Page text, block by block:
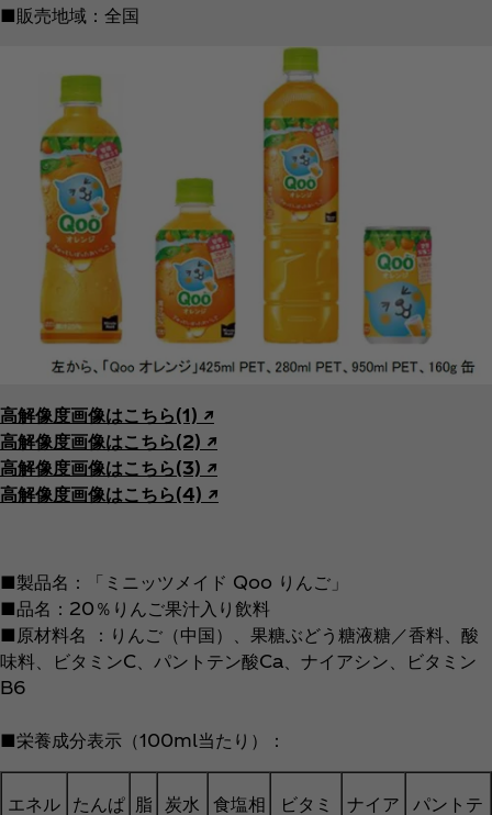
■販売地域：全国
高解像度画像はこちら(1) ↗︎
高解像度画像はこちら(2) ↗︎
高解像度画像はこちら(3) ↗︎
高解像度画像はこちら(4) ↗︎
■製品名：「ミニッツメイド Qoo りんご」
■品名：20％りんご果汁入り飲料
■原材料名 ：りんご（中国）、果糖ぶどう糖液糖／香料、酸
味料、ビタミンC、パントテン酸Ca、ナイアシン、ビタミン
B6
■栄養成分表示（100ml当たり）：
エネル
たんぱ
脂
炭水
食塩相
ビタミ
ナイア
パントテ